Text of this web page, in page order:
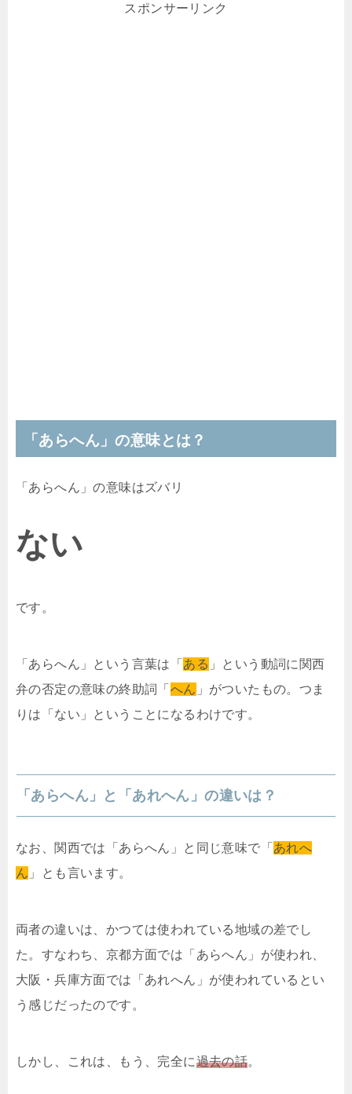
スポンサーリンク
「あらへん」の意味とは？
「あらへん」の意味はズバリ
ない
です。
「あらへん」という言葉は「 ある 」という動詞に関西
弁の否定の意味の終助詞「 へん 」がついたもの。つま
りは「ない」ということになるわけです。
「あらへん」と「あれへん」の違いは？
なお、関西では「あらへん」と同じ意味で「 あれへ
ん 」とも言います。
両者の違いは、かつては使われている地域の差でし
た。すなわち、京都方面では「あらへん」が使われ、
大阪・兵庫方面では「あれへん」が使われているとい
う感じだったのです。
しかし、これは、もう、完全に過去の話。